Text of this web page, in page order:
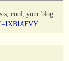
cool, your blog